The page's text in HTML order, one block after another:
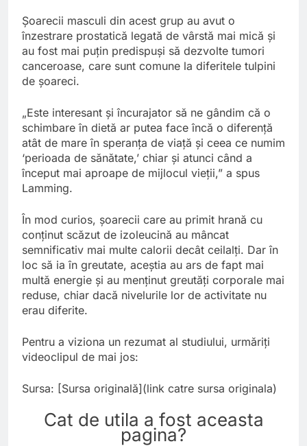
Șoarecii masculi din acest grup au avut o
înzestrare prostatică legată de vârstă mai mică și
au fost mai puțin predispuși să dezvolte tumori
canceroase, care sunt comune la diferitele tulpini
de șoareci.
„Este interesant și încurajator să ne gândim că o
schimbare în dietă ar putea face încă o diferență
atât de mare în speranța de viață și ceea ce numim
‘perioada de sănătate,’ chiar și atunci când a
început mai aproape de mijlocul vieții,” a spus
Lamming.
În mod curios, șoarecii care au primit hrană cu
conținut scăzut de izoleucină au mâncat
semnificativ mai multe calorii decât ceilalți. Dar în
loc să ia în greutate, aceștia au ars de fapt mai
multă energie și au menținut greutăți corporale mai
reduse, chiar dacă nivelurile lor de activitate nu
erau diferite.
Pentru a viziona un rezumat al studiului, urmăriți
videoclipul de mai jos:
Sursa: [Sursa originală](link catre sursa originala)
Cat de utila a fost aceasta
pagina?